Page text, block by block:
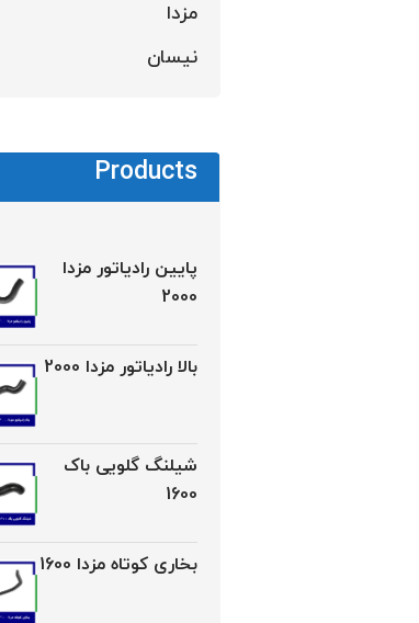
مزدا
نیسان
Products
پایین رادیاتور مزدا
2000
بالا رادیاتور مزدا 2000
شیلنگ گلویی باک
1600
بخاری کوتاه مزدا 1600